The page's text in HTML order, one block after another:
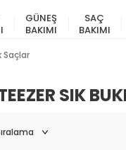
GÜNEŞ
BAKIMI
SAÇ
BAKIMI
Saçlar
SIK